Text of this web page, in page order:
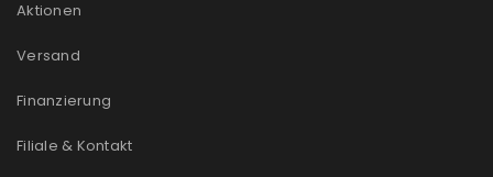
us
Ich stimme zu
akzeptiere die
Aktionen
Versand
Finanzierung
Filiale & Kontakt